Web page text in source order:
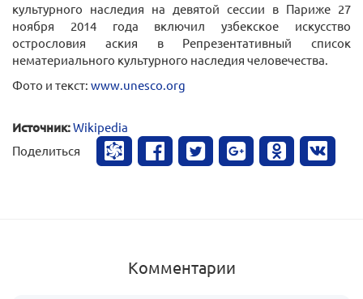
культурного наследия на девятой сессии в Париже 27
ноября 2014 года включил узбекское искусство
острословия аския в Репрезентативный список
нематериального культурного наследия человечества.
Фото и текст: www.unesco.org
Источник:Wikipedia
Поделиться
Комментарии